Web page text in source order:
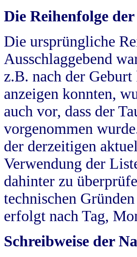
Die Reihenfolge
Die ursprüngliche
Ausschlaggebend
z.B. nach der
anzeigen konnten,
auch vor, dass der
vorgenommen
der derzeitigen
Verwendung der
dahinter zu
technischen
erfolgt nach Tag,
Schreibweise der